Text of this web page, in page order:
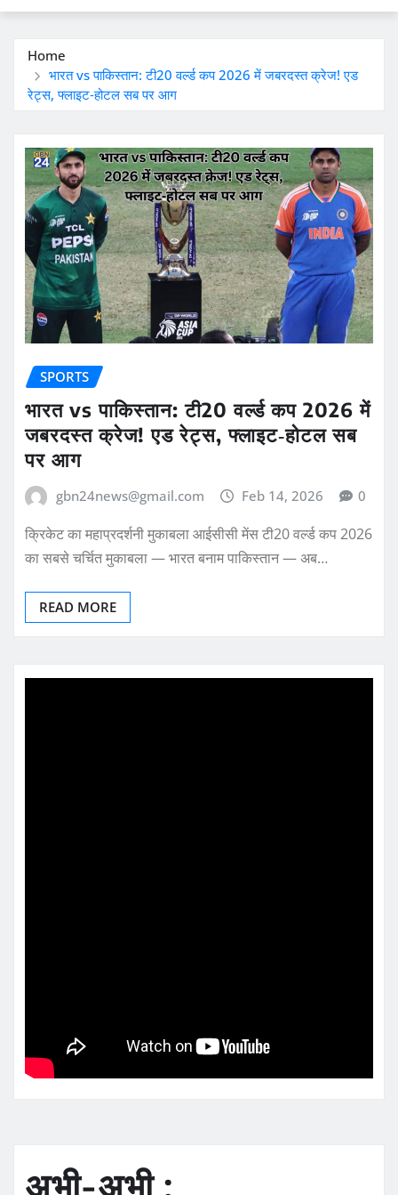
Home
भारत vs पाकिस्तान: टी20 वर्ल्ड कप 2026 में जबरदस्त क्रेज! एड
रेट्स, फ्लाइट‑होटल सब पर आग
SPORTS
भारत vs पाकिस्तान: टी20 वर्ल्ड कप 2026 में
जबरदस्त क्रेज! एड रेट्स, फ्लाइट‑होटल सब
पर आग
gbn24news@gmail.com Feb 14, 2026 0
क्रिकेट का महाप्रदर्शनी मुकाबला आईसीसी मेंस टी20 वर्ल्ड कप 2026
का सबसे चर्चित मुकाबला — भारत बनाम पाकिस्तान — अब…
READ MORE
अभी-अभी :